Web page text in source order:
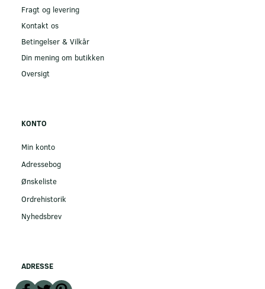
Fragt og levering
Kontakt os
Betingelser & Vilkår
Din mening om butikken
Oversigt
KONTO
Min konto
Adressebog
Ønskeliste
Ordrehistorik
Nyhedsbrev
ADRESSE